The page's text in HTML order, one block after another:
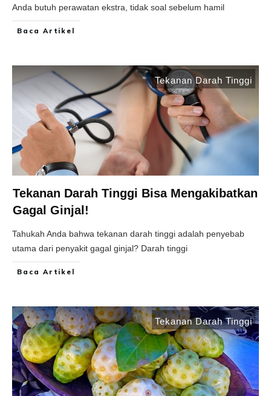
Anda butuh perawatan ekstra, tidak soal sebelum hamil
Baca Artikel
Tekanan Darah Tinggi
Tekanan Darah Tinggi Bisa Mengakibatkan
Gagal Ginjal!
Tahukah Anda bahwa tekanan darah tinggi adalah penyebab
utama dari penyakit gagal ginjal? Darah tinggi
Baca Artikel
Tekanan Darah Tinggi